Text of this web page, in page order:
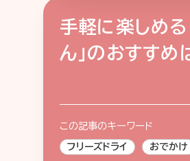
特集記事 連載 アサ
夏のビール特集2025 ビ
ウイ
おでかけ 池波正太郎
みんなで乾杯 アサヒのひ
手軽に楽しめる
ん」のおすすめ
この記事のキーワード
フリーズドライ おでかけ